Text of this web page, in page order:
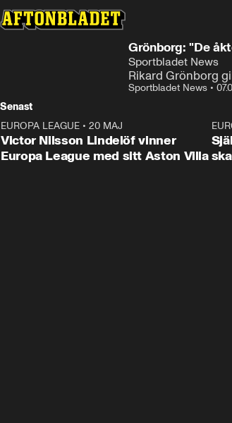
Grönborg: "De
Sportbladet News
Rikard Grönborg
Sportbladet News •
Senast
EUROPA LEAGUE • 20 MAJ
Victor Nilsson Lindelöf vinner
Europa League med sitt Aston Villa